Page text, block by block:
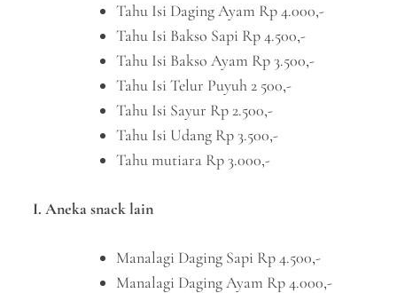
Tahu Isi Daging Ayam Rp 4.000,-
Tahu Isi Bakso Sapi Rp 4.500,-
Tahu Isi Bakso Ayam Rp 3.500,-
Tahu Isi Telur Puyuh 2 500,-
Tahu Isi Sayur Rp 2.500,-
Tahu Isi Udang Rp 3.500,-
Tahu mutiara Rp 3.000,-
I. Aneka snack lain
Manalagi Daging Sapi Rp 4.500,-
Manalagi Daging Ayam Rp 4.000,-